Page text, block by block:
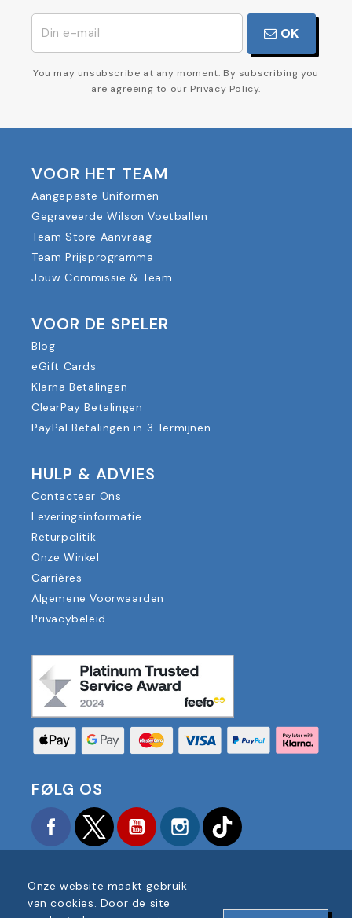
OK
You may unsubscribe at any moment. By subscribing you
are agreeing to our Privacy Policy.
VOOR HET TEAM
Aangepaste Uniformen
Gegraveerde Wilson Voetballen
Team Store Aanvraag
Team Prijsprogramma
Jouw Commissie & Team
VOOR DE SPELER
Blog
eGift Cards
Klarna Betalingen
ClearPay Betalingen
PayPal Betalingen in 3 Termijnen
HULP & ADVIES
Contacteer Ons
Leveringsinformatie
Returpolitik
Onze Winkel
Carrières
Algemene Voorwaarden
Privacybeleid
FØLG OS
FacebookTwitter YouTubeInstagram
Onze website maakt gebruik
van cookies. Door de site